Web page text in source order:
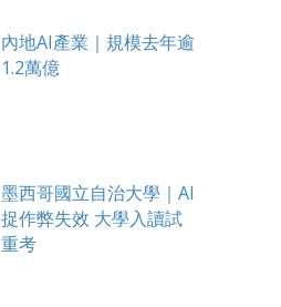
內地AI產業｜規模去年逾
1.2萬億
墨西哥國立自治大學｜AI
捉作弊失效 大學入讀試
重考